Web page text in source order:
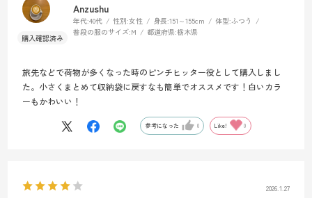
Anzushu
年代:40代 性別:女性 身長:151～155cm 体型:ふつう
普段の服のサイズ:M 都道府県:栃木県
旅先などで荷物が多くなった時のピンチヒッター役として購入しまし
た。小さくまとめて収納袋に戻すなも簡単でオススメです！白いカラ
ーもかわいい！
参考になった 0 Like! 0
2026.1.27